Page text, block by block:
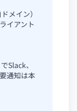
メイン）
イアント
Slack、
通知は本